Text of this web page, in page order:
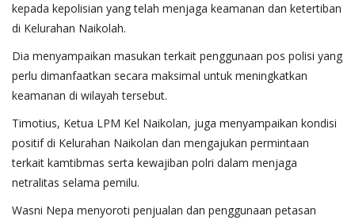
kepada kepolisian yang telah menjaga keamanan dan ketertiban
di Kelurahan Naikolah.
Dia menyampaikan masukan terkait penggunaan pos polisi yang
perlu dimanfaatkan secara maksimal untuk meningkatkan
keamanan di wilayah tersebut.
Timotius, Ketua LPM Kel Naikolan, juga menyampaikan kondisi
positif di Kelurahan Naikolan dan mengajukan permintaan
terkait kamtibmas serta kewajiban polri dalam menjaga
netralitas selama pemilu.
Wasni Nepa menyoroti penjualan dan penggunaan petasan